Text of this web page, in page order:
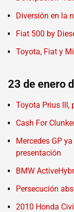
Diversión en la
Fiat 500 by
Toyota, Fiat y
23 de enero
Toyota Prius III,
Cash For
Mercedes GP
presentación
BMW
Persecución
2010 Honda